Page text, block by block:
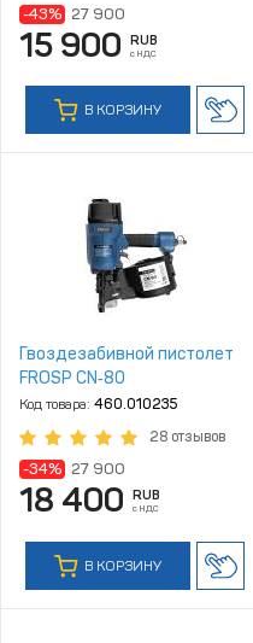
-43% 27 900
15 900 RUB
с НДС
В КОРЗИНУ
Гвоздезабивной пистолет
FROSP CN‑80
Код товара: 460.010235
28 отзывов
-34% 27 900
18 400 RUB
с НДС
В КОРЗИНУ